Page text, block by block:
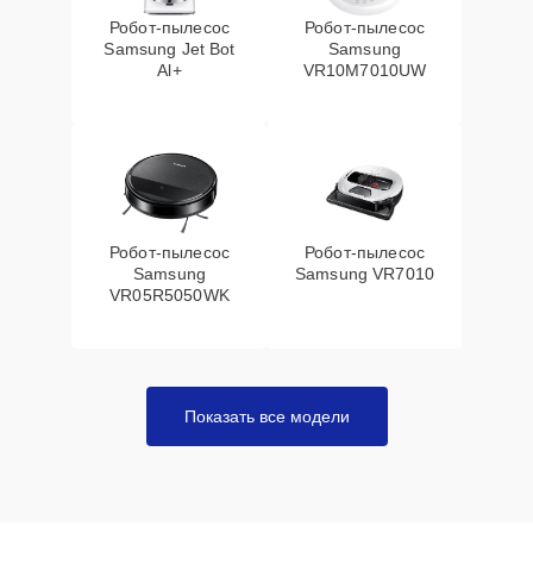
Робот-пылесос
Samsung Jet Bot
Al+
Робот-пылесос
Samsung
VR10M7010UW
Робот-пылесос
Samsung
VR05R5050WK
Робот-пылесос
Samsung VR7010
Показать все модели